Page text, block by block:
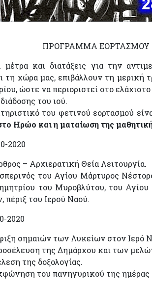
ΠΡΟΓΡΑΜΜΑ ΕΟΡΤΑΣΜΟΥ
μέτρα και διατάξεις για την
τη χώρα μας, επιβάλλουν τη μερική
ώστε να περιοριστεί στο
του ιού.
του φετινού εορτασμού
Ηρώο και η ματαίωση της
2020
– Αρχιερατική Θεία Λειτουργία.
του Αγίου Μάρτυρος
του Μυροβλύτου, του
πέριξ του Ιερού Ναού.
2020
σημαιών των Λυκείων στον Ιερό
της Δημάρχου και των
της δοξολογίας.
του πανηγυρικού της